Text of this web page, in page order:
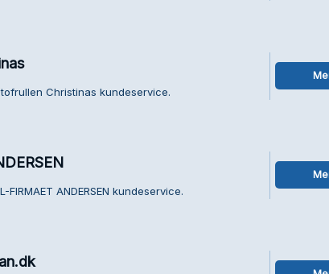
Christinas kundeservice.
FIRMAET ANDERSEN kundeservice.